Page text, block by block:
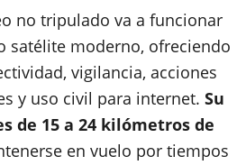
no tripulado va a funcionar
satélite moderno, ofreciendo
vigilancia, acciones
y uso civil para internet. Su
de 15 a 24 kilómetros de
en vuelo por tiempos